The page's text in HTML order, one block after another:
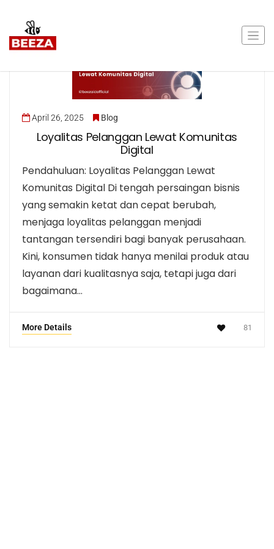
April 26, 2025 Blog
Loyalitas Pelanggan Lewat Komunitas
Digital
Pendahuluan: Loyalitas Pelanggan Lewat
Komunitas Digital Di tengah persaingan bisnis
yang semakin ketat dan cepat berubah,
menjaga loyalitas pelanggan menjadi
tantangan tersendiri bagi banyak perusahaan.
Kini, konsumen tidak hanya menilai produk atau
layanan dari kualitasnya saja, tetapi juga dari
bagaimana…
More Details 81